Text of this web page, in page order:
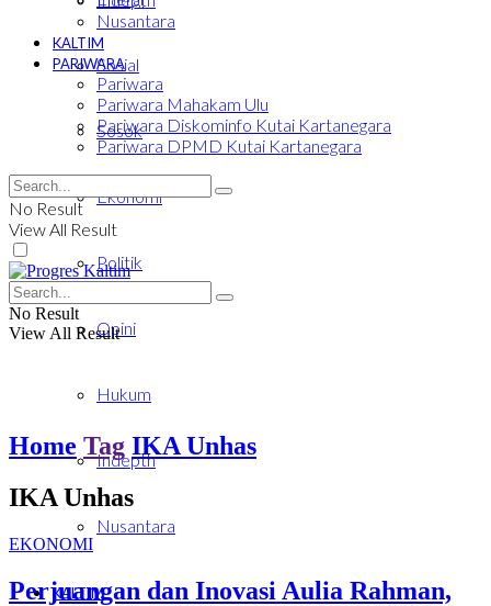
Sosial
Sosok
Ekonomi
Politik
Opini
Hukum
Indepth
Nusantara
KALTIM
Nusantara
KALTIM
PARIWARA
Pariwara
Pariwara Mahakam Ulu
Pariwara Diskominfo Kutai Kartanegara
Pariwara DPMD Kutai Kartanegara
No Result
View All Result
No Result
View All Result
Home Tag IKA Unhas
IKA Unhas
EKONOMI
Perjuangan dan Inovasi Aulia Rahman,